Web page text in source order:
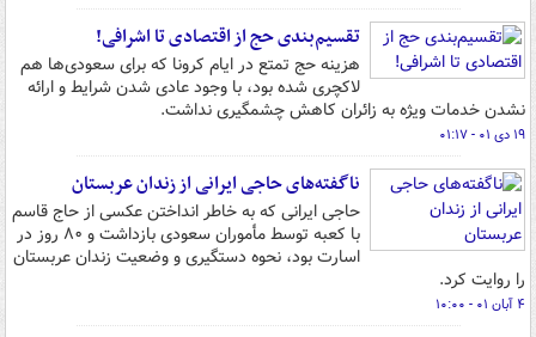
تقسیم‌بندی حج از اقتصادی تا اشرافی!
هزینه حج تمتع در ایام کرونا که برای سعودی‌ها هم
لاکچری شده بود، با وجود عادی شدن شرایط و ارائه
نشدن خدمات ویژه به زائران کاهش چشمگیری نداشت.
۱۹ دی ۰۱ - ۰۱:۱۷
ناگفته‌های حاجی ایرانی از زندان عربستان
حاجی ایرانی که به خاطر انداختن عکسی از حاج قاسم
با کعبه توسط مأموران سعودی بازداشت و ۸۰ روز در
اسارت بود، نحوه دستگیری و وضعیت زندان عربستان
را روایت کرد.
۴ آبان ۰۱ - ۱۰:۰۰